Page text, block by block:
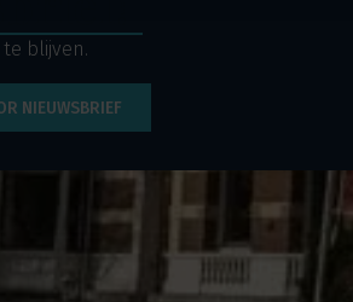
blijven.
NIEUWSBRIEF